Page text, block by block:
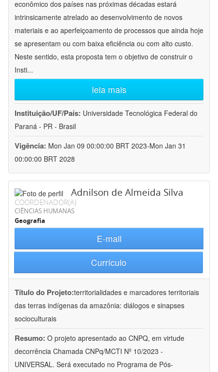
econômico dos países nas próximas décadas estará
intrinsicamente atrelado ao desenvolvimento de novos
materiais e ao aperfeiçoamento de processos que ainda hoje
se apresentam ou com baixa eficiência ou com alto custo.
Neste sentido, esta proposta tem o objetivo de construir o
Insti...
leia mais
Instituição/UF/País: Universidade Tecnológica Federal do
Paraná - PR - Brasil
Vigência: Mon Jan 09 00:00:00 BRT 2023-Mon Jan 31
00:00:00 BRT 2028
Adnilson de Almeida Silva
COORDENADOR(A)
CIÊNCIAS HUMANAS
Geografia
E-mail
Currículo
Título do Projeto:territorialidades e marcadores territoriais
das terras indígenas da amazônia: diálogos e sinapses
socioculturais
Resumo: O projeto apresentado ao CNPQ, em virtude
decorrência Chamada CNPq/MCTI Nº 10/2023 -
UNIVERSAL. Será executado no Programa de Pós-